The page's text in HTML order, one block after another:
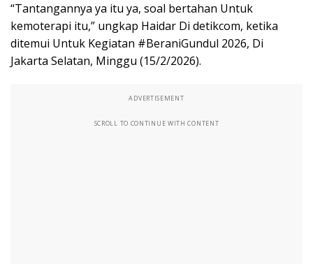
“Tantangannya ya itu ya, soal bertahan Untuk
kemoterapi itu,” ungkap Haidar Di detikcom, ketika
ditemui Untuk Kegiatan #BeraniGundul 2026, Di
Jakarta Selatan, Minggu (15/2/2026).
ADVERTISEMENT
SCROLL TO CONTINUE WITH CONTENT